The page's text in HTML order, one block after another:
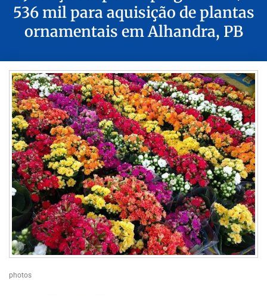
536 mil para aquisição de plantas
ornamentais em Alhandra, PB
photos